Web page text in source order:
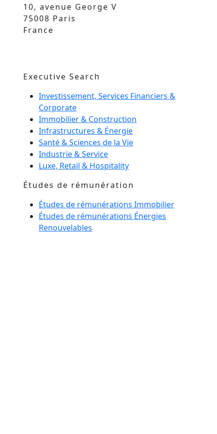
10, avenue George V
75008 Paris
France
Executive Search
Investissement, Services Financiers &
Corporate
Immobilier & Construction
Infrastructures & Énergie
Santé & Sciences de la Vie
Industrie & Service
Luxe, Retail & Hospitality
Études de rémunération
Études de rémunérations Immobilier
Études de rémunérations Énergies
Renouvelables